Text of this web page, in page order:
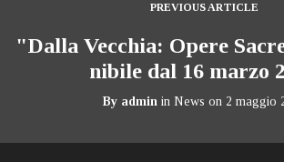
PREVIOUS ARTICLE
"Dalla Vecchia: Opere
nibile dal 16 marzo
By adminin News on 2 maggio